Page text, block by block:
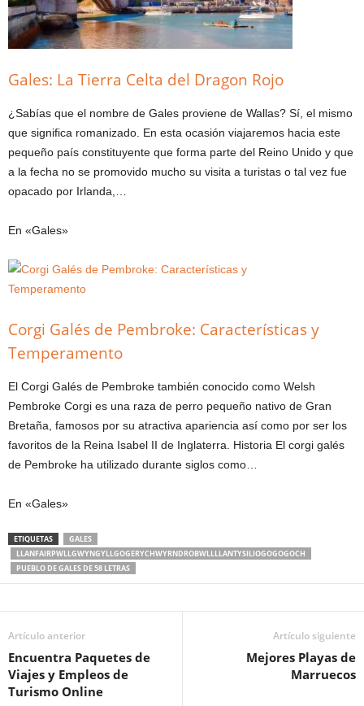
Gales: La Tierra Celta del Dragon Rojo
¿Sabías que el nombre de Gales proviene de Wallas? Sí, el mismo
que significa romanizado. En esta ocasión viajaremos hacia este
pequeño país constituyente que forma parte del Reino Unido y que
a la fecha no se promovido mucho su visita a turistas o tal vez fue
opacado por Irlanda,…
En «Gales»
Corgi Galés de Pembroke: Características y
Temperamento
El Corgi Galés de Pembroke también conocido como Welsh
Pembroke Corgi es una raza de perro pequeño nativo de Gran
Bretaña, famosos por su atractiva apariencia así como por ser los
favoritos de la Reina Isabel II de Inglaterra. Historia El corgi galés
de Pembroke ha utilizado durante siglos como…
En «Gales»
ETIQUETAS
GALES
LLANFAIRPWLLGWYNGYLLGOGERYCHWYRNDROBWLLLLANTYSILIOGOGOGOCH
PUEBLO DE GALES DE 58 LETRAS
Artículo anterior
Encuentra Paquetes de
Viajes y Empleos de
Turismo Online
Artículo siguiente
Mejores Playas de
Marruecos